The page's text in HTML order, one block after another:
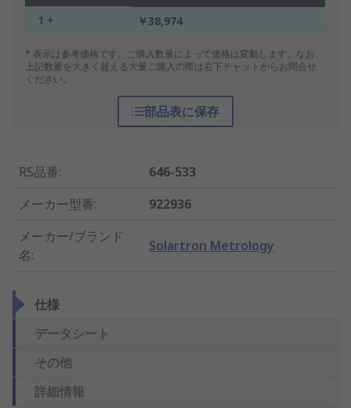
1 + ￥38,974
* 表示は参考価格です。ご購入数量によって価格は変動します。なお、
上記数量を大きく超える大量ご購入の際は右下チャットからお問合せ
ください。
部品表に保存
RS品番:
646-533
メーカー型番:
922936
メーカー/ブランド
名:
Solartron Metrology
仕様
データシート
その他
詳細情報